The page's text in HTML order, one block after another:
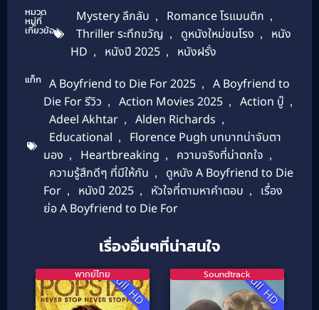
หมวด
หมู่ที่
เกี่ยวข้อง
Mystery ลึกลับ , Romance โรแมนติก ,
Thriller ระทึกขวัญ , ดูหนังใหม่ชนโรง ,
หนัง
HD , หนังปี 2025 , หนังฝรั่ง
แท็ก A Boyfriend to Die For 2025 ,
A Boyfriend to
Die For รีวิว , Action Movies 2025 , Action บู๊ ,
Adeel Akhtar , Alden Richards ,
Educational ,
Florence Pugh บทบาทน่าจับตา
มอง , Heartbreaking , ความจริงที่น่าตกใจ ,
ความรู้สึกดีๆ ที่มีให้กัน ,
ดูหนัง A Boyfriend to Die
For , หนังปี 2025 , หัวใจที่ตามหาคำตอบ ,
เรื่อง
ย่อ A Boyfriend to Die For
เรื่องอื่นๆที่น่าสนใจ
Full HD
พากย์ไทย Full HD
Soundtrack